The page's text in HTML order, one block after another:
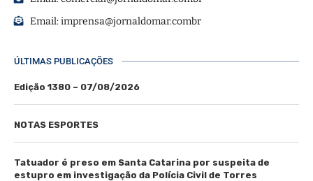
Email:imprensa@jornaldomar.combr
ÚLTIMAS PUBLICAÇÕES
Edição 1380 – 07/08/2026
NOTAS ESPORTES
Tatuador é preso em Santa Catarina por suspeita de
estupro em investigação da Polícia Civil de Torres